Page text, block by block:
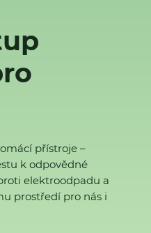
přístroje –
k odpovědné
elektroodpadu a
prostředí pro nás i